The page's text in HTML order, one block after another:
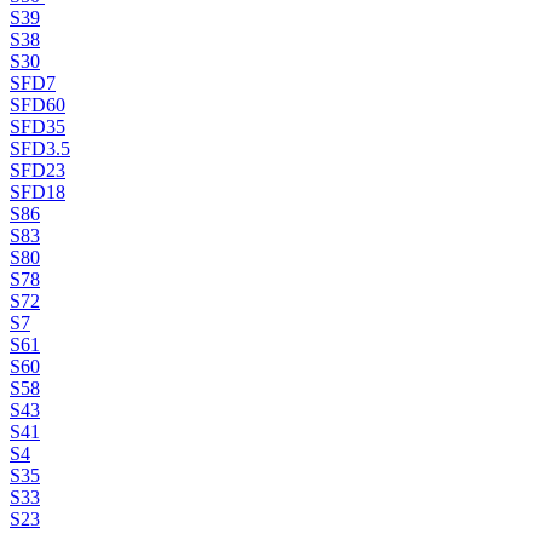
S39
S38
S30
SFD7
SFD60
SFD35
SFD3.5
SFD23
SFD18
S86
S83
S80
S78
S72
S7
S61
S60
S58
S43
S41
S4
S35
S33
S23